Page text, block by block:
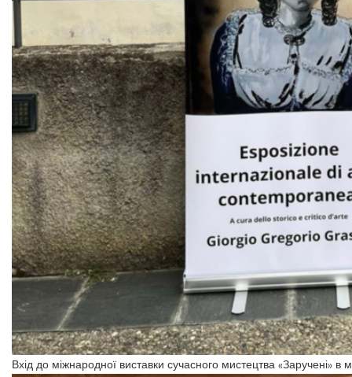
Вхід до міжнародної виставки сучасного мистецтва «Заручені»